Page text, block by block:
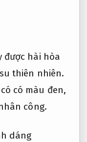
được hài hòa
thiên nhiên.
có màu đen,
công.
dáng